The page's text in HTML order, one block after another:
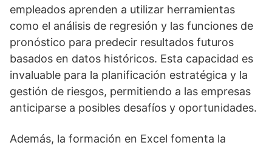
empleados aprenden a utilizar herramientas
como el análisis de regresión y las funciones de
pronóstico para predecir resultados futuros
basados en datos históricos. Esta capacidad es
invaluable para la planificación estratégica y la
gestión de riesgos, permitiendo a las empresas
anticiparse a posibles desafíos y oportunidades.
Además, la formación en Excel fomenta la